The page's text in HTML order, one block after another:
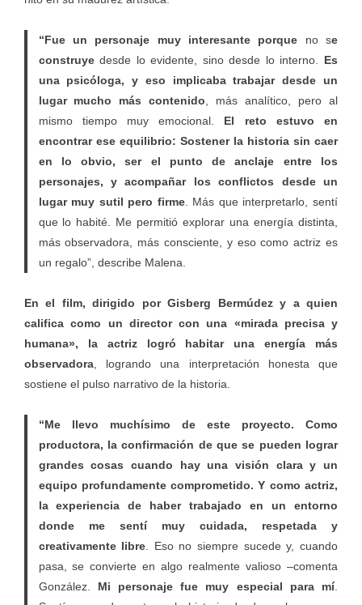
“Fue un personaje muy interesante porque no se
construyedesde lo evidente, sino desde lo interno. Es
una psicóloga, y eso implicaba trabajar desde un
lugar mucho más contenido , más analítico, pero al
mismo tiempo muy emocional. El reto estuvo en
encontrar ese equilibrio: Sostener la historia sin caer
en lo obvio, ser el punto de anclaje entre los
personajes, y acompañar los conflictos desde un
lugar muy sutil pero firme. Más que interpretarlo, sentí
que lo habité. Me permitió explorar una energía distinta,
más observadora, más consciente, y eso como actriz es
un regalo”, describe Malena.
En el film, dirigido porGisberg Bermúdezy a quien
califica como un director con una «mirada precisa y
humana», la actriz logró habitar una energía más
observadora , logrando una interpretación honesta que
sostiene el pulso narrativo de la historia.
“Me llevo muchísimo de este proyecto. Como
productora, la confirmación de que se pueden lograr
grandes cosas cuando hay una visión clara y un
equipo profundamente comprometido. Y como actriz,
la experiencia de haber trabajado en un entorno
donde me sentí muy cuidada, respetada y
creativamente libre . Eso no siempre sucede y, cuando
pasa, se convierte en algo realmente valioso –comenta
González. Mi personaje fue muy especial para mí.